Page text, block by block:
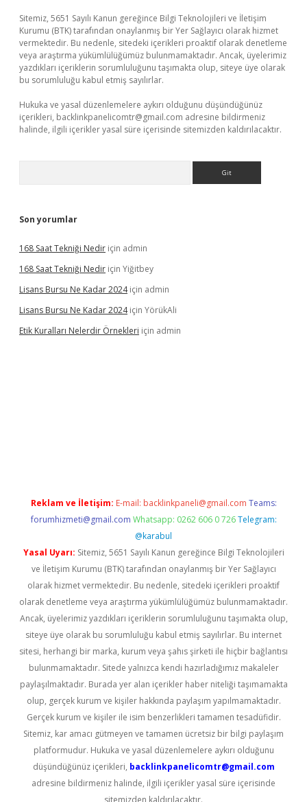
Sitemiz, 5651 Sayılı Kanun gereğince Bilgi Teknolojileri ve İletişim
Kurumu (BTK) tarafından onaylanmış bir Yer Sağlayıcı olarak hizmet
vermektedir. Bu nedenle, sitedeki içerikleri proaktif olarak denetleme
veya araştırma yükümlülüğümüz bulunmamaktadır. Ancak, üyelerimiz
yazdıkları içeriklerin sorumluluğunu taşımakta olup, siteye üye olarak
bu sorumluluğu kabul etmiş sayılırlar.
Hukuka ve yasal düzenlemelere aykırı olduğunu düşündüğünüz
içerikleri, backlinkpanelicomtr@gmail.com adresine bildirmeniz
halinde, ilgili içerikler yasal süre içerisinde sitemizden kaldırılacaktır.
Son yorumlar
168 Saat Tekniği Nedir için admin
168 Saat Tekniği Nedir için Yiğitbey
Lisans Bursu Ne Kadar 2024için admin
Lisans Bursu Ne Kadar 2024için YörükAli
Etik Kuralları Nelerdir Örnekleri için admin
Reklam ve İletişim: E-mail: backlinkpaneli@gmail.com Teams:
forumhizmeti@gmail.com Whatsapp: 0262 606 0 726 Telegram:
@karabul
Yasal Uyarı: Sitemiz, 5651 Sayılı Kanun gereğince Bilgi Teknolojileri
ve İletişim Kurumu (BTK) tarafından onaylanmış bir Yer Sağlayıcı
olarak hizmet vermektedir. Bu nedenle, sitedeki içerikleri proaktif
olarak denetleme veya araştırma yükümlülüğümüz bulunmamaktadır.
Ancak, üyelerimiz yazdıkları içeriklerin sorumluluğunu taşımakta olup,
siteye üye olarak bu sorumluluğu kabul etmiş sayılırlar. Bu internet
sitesi, herhangi bir marka, kurum veya şahıs şirketi ile hiçbir bağlantısı
bulunmamaktadır. Sitede yalnızca kendi hazırladığımız makaleler
paylaşılmaktadır. Burada yer alan içerikler haber niteliği taşımamakta
olup, gerçek kurum ve kişiler hakkında paylaşım yapılmamaktadır.
Gerçek kurum ve kişiler ile isim benzerlikleri tamamen tesadüfidir.
Sitemiz, kar amacı gütmeyen ve tamamen ücretsiz bir bilgi paylaşım
platformudur. Hukuka ve yasal düzenlemelere aykırı olduğunu
düşündüğünüz içerikleri, backlinkpanelicomtr@gmail.com
adresine bildirmeniz halinde, ilgili içerikler yasal süre içerisinde
sitemizden kaldırılacaktır.